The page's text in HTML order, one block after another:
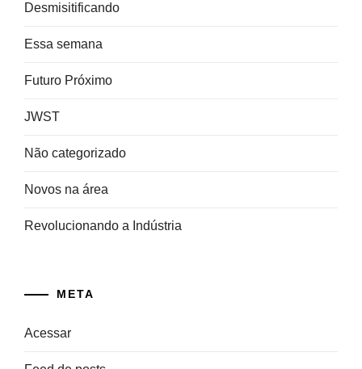
Desmisitificando
Essa semana
Futuro Próximo
JWST
Não categorizado
Novos na área
Revolucionando a Indústria
META
Acessar